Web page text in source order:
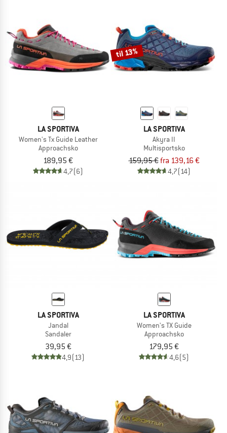
LA SPORTIVA
Women's Tx Guide Leather
Approachsko
189,95 €
4,7(6)
til 13%
LA SPORTIVA
Akyra II
Multisportsko
159,95 €fra 139,16 €
4,7(14)
LA SPORTIVA
Jandal
Sandaler
39,95 €
4,9(13)
LA SPORTIVA
Women's TX Guide
Approachsko
179,95 €
4,6(5)